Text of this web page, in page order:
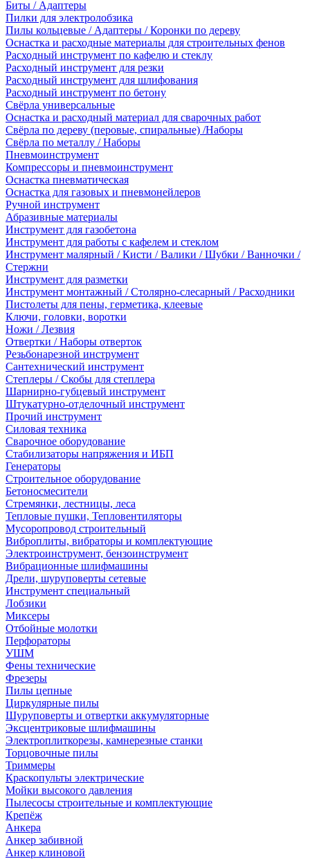
Биты / Адаптеры
Пилки для электролобзика
Пилы кольцевые / Адаптеры / Коронки по дереву
Оснастка и расходные материалы для строительных фенов
Расходный инструмент по кафелю и стеклу
Расходный инструмент для резки
Расходный инструмент для шлифования
Расходный инструмент по бетону
Свёрла универсальные
Оснастка и расходный материал для сварочных работ
Свёрла по дереву (перовые, спиральные) /Наборы
Свёрла по металлу / Наборы
Пневмоинструмент
Компрессоры и пневмоинструмент
Оснастка пневматическая
Оснастка для газовых и пневмонейлеров
Ручной инструмент
Абразивные материалы
Инструмент для газобетона
Инструмент для работы с кафелем и стеклом
Инструмент малярный / Кисти / Валики / Шубки / Ванночки /
Стержни
Инструмент для разметки
Инструмент монтажный / Столярно-слесарный / Расходники
Пистолеты для пены, герметика, клеевые
Ключи, головки, воротки
Ножи / Лезвия
Отвертки / Наборы отверток
Резьбонарезной инструмент
Сантехнический инструмент
Степлеры / Скобы для степлера
Шарнирно-губцевый инструмент
Штукатурно-отделочный инструмент
Прочий инструмент
Силовая техника
Сварочное оборудование
Стабилизаторы напряжения и ИБП
Генераторы
Строительное оборудование
Бетоносмесители
Стремянки, лестницы, леса
Тепловые пушки, Тепловентиляторы
Мусоропровод строительный
Виброплиты, вибраторы и комплектующие
Электроинструмент, бензоинструмент
Вибрационные шлифмашины
Дрели, шуруповерты сетевые
Инструмент специальный
Лобзики
Миксеры
Отбойные молотки
Перфораторы
УШМ
Фены технические
Фрезеры
Пилы цепные
Циркулярные пилы
Шуруповерты и отвертки аккумуляторные
Эксцентриковые шлифмашины
Электроплиткорезы, камнерезные станки
Торцовочные пилы
Триммеры
Краскопульты электрические
Мойки высокого давления
Пылесосы строительные и комплектующие
Крепёж
Анкера
Анкер забивной
Анкер клиновой